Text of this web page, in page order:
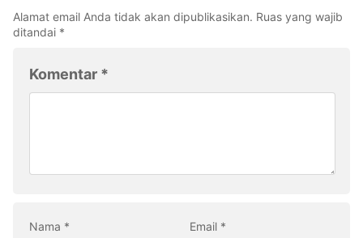
Alamat email Anda tidak akan dipublikasikan. Ruas yang wajib
ditandai *
Komentar *
Nama * Email *